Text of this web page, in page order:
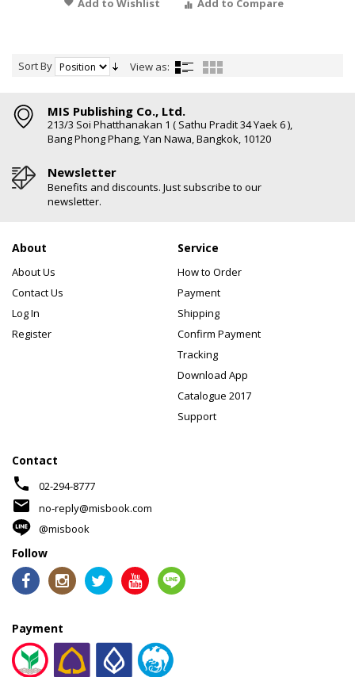
Add to Wishlist
Add to Compare
Sort By View as:
MIS Publishing Co., Ltd.
213/3 Soi Phatthanakan 1 ( Sathu Pradit 34 Yaek 6 ),
Bang Phong Phang, Yan Nawa, Bangkok, 10120
Newsletter
Benefits and discounts. Just subscribe to our
newsletter.
About
About Us
Contact Us
Log In
Register
Service
How to Order
Payment
Shipping
Confirm Payment
Tracking
Download App
Catalogue 2017
Support
Contact
phone 02-294-8777
mail
no-reply@misbook.com
@misbook
Follow
Payment